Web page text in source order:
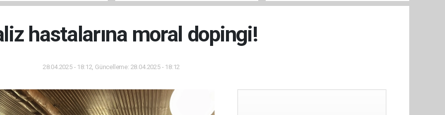
hastalarına moral dopingi!
28.04.2025 - 18:12, Güncelleme: 28.04.2025 - 18:12